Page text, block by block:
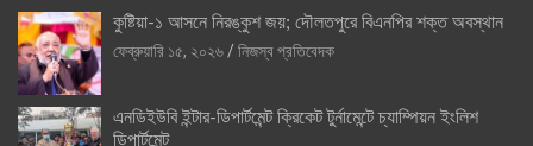
কুষ্টিয়া-১ আসনে নিরঙ্কুশ জয়; দৌলতপুরে বিএনপির শক্ত অবস্থান
ফেব্রুয়ারি ১৫, ২০২৬
নিজস্ব প্রতিবেদক
এনডিইউবি ইন্টার-ডিপার্টমেন্ট ক্রিকেট টুর্নামেন্টে চ্যাম্পিয়ন ইংলিশ
ডিপার্টমেন্ট